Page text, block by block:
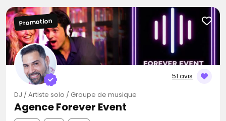
51 avis
Promotion
DJ / Artiste solo / Groupe de musique
Agence Forever Event